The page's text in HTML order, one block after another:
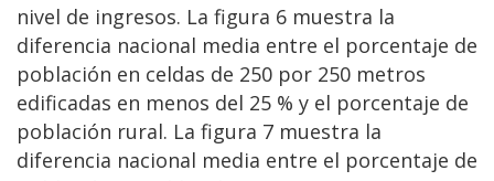
nivel de ingresos. La figura 6 muestra la
diferencia nacional media entre el porcentaje de
población en celdas de 250 por 250 metros
edificadas en menos del 25 % y el porcentaje de
población rural. La figura 7 muestra la
diferencia nacional media entre el porcentaje de